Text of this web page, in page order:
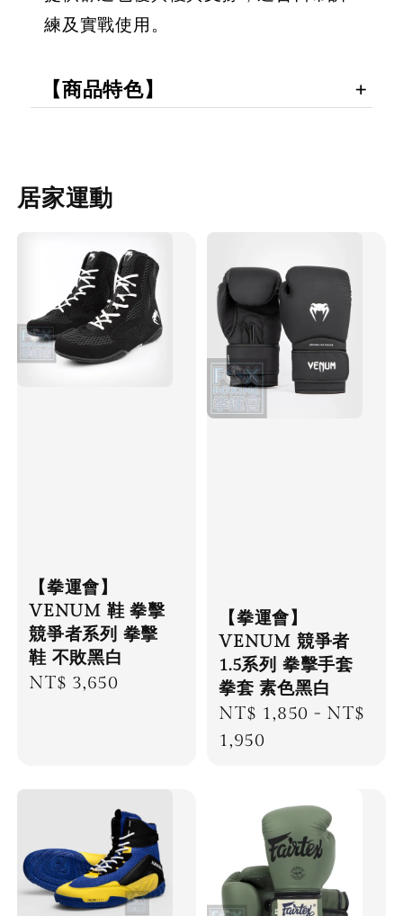
練及實戰使用。
【商品特色】
居家運動
【拳運會】
VENUM 鞋 拳擊
競爭者系列 拳擊
鞋 不敗黑白
Regular
NT$ 3,650
【拳運會】
VENUM 競爭者
1.5系列 拳擊手套
拳套 素色黑白
Regular
price
NT$ 1,850 - NT$
1,950